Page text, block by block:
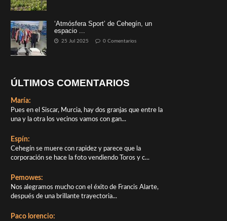
‘Atmósfera Sport’ de Cehegín, un
espacio ...
25 Jul 2025 0 Comentarios
ÚLTIMOS COMENTARIOS
María:
Pues en el Siscar, Murcia, hay dos granjas que entre la
una y la otra los vecinos vamos con gan...
Espín:
Cehegín se muere con rapidez y parece que la
corporación se hace la foto vendiendo Toros y c...
Pemowes:
Nos alegramos mucho con el éxito de Francis Alarte,
después de una brillante trayectoria...
Paco lorencio: